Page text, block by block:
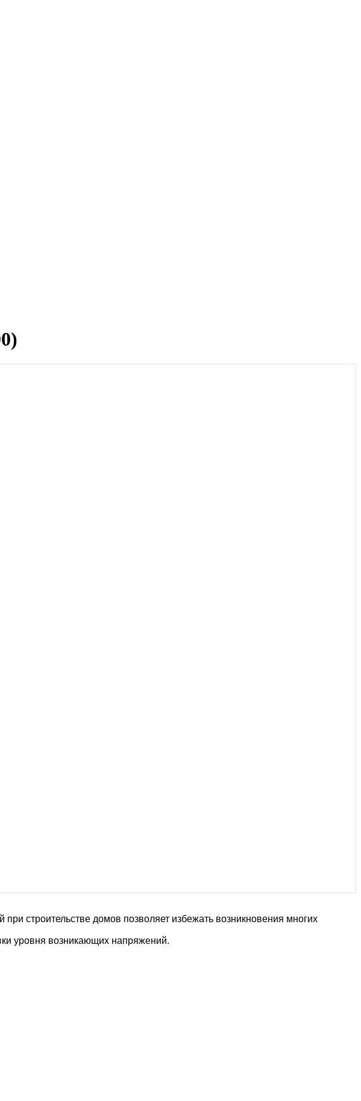
строительстве домов позволяет избежать возникновения многих
уровня возникающих напряжений.